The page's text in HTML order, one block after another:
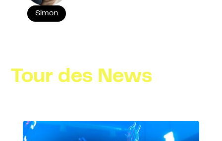
Simon
Tour des News